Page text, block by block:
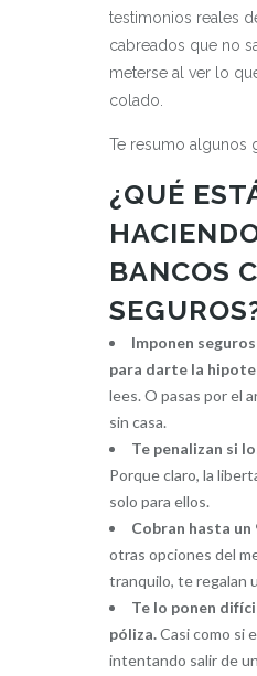
testimonios reales
cabreados que no
meterse al ver lo
colado.
Te resumo algunos
¿QUÉ
BANCOS
Imponen
para darte la
lees. O pasas por el
sin casa.
Te penalizan si
Porque claro, la
solo para ellos.
Cobran hasta un
otras opciones del
tranquilo, te regalan
Te lo ponen
póliza.Casi como si
intentando salir de